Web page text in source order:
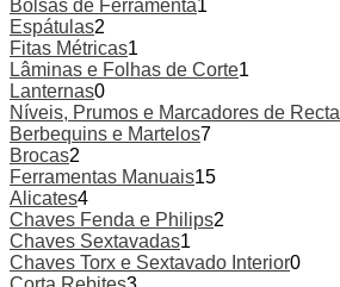
Bolsas de Ferramenta1
Espátulas2
Fitas Métricas1
Lâminas e Folhas de Corte1
Lanternas0
Níveis, Prumos e Marcadores de Recta
Berbequins e Martelos7
Brocas2
Ferramentas Manuais15
Alicates4
Chaves Fenda e Philips2
Chaves Sextavadas1
Chaves Torx e Sextavado Interior0